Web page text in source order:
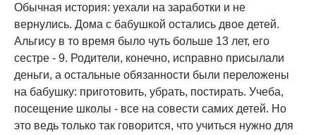
Обычная история: уехали на заработки и не
вернулись. Дома с бабушкой остались двое детей.
Альгису в то время было чуть больше 13 лет, его
сестре - 9. Родители, конечно, исправно присылали
деньги, а остальные обязанности были переложены
на бабушку: приготовить, убрать, постирать. Учеба,
посещение школы - все на совести самих детей. Но
это ведь только так говорится, что учиться нужно для